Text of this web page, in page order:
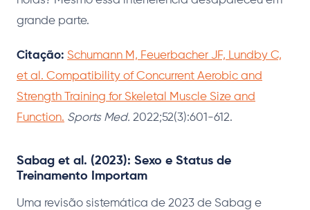
grande parte.
Citação: Schumann M, Feuerbacher JF, Lundby C,
et al. Compatibility of Concurrent Aerobic and
Strength Training for Skeletal Muscle Size and
Function. Sports Med. 2022;52(3):601-612.
Sabag et al. (2023): Sexo e Status de
Treinamento Importam
Uma revisão sistemática de 2023 de Sabag e